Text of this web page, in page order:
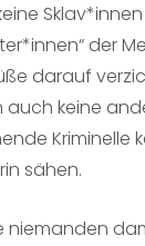
der
darauf
keine
Kriminelle
sähen.
niemanden